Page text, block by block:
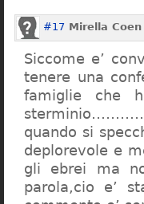
#17 Mirella Coen
Siccome e’
tenere una
famiglie che
quando si
deplorevole e
gli ebrei ma
parola,cio e’